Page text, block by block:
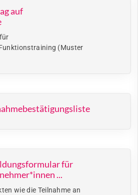
auf
(Muster
für
...
wie die Teilnahme an